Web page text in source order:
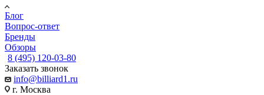
Блог
Вопрос-ответ
Бренды
Обзоры
8 (495) 120-03-80
Заказать звонок
info@billiard1.ru
г. Москва